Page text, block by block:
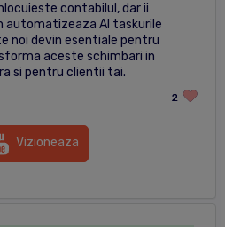
contabilul, dar ii
automatizeaza AI taskurile
noi devin esentiale pentru
aceste schimbari in
si pentru clientii tai.
2
Vizioneaza